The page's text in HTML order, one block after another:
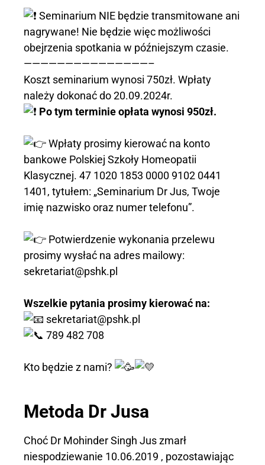
Seminarium NIE będzie transmitowane ani
nagrywane! Nie będzie więc możliwości
obejrzenia spotkania w późniejszym czasie.
———————————————–
Koszt seminarium wynosi 750zł. Wpłaty
należy dokonać do 20.09.2024r.
Po tym terminie opłata wynosi 950zł.
Wpłaty prosimy kierować na konto
bankowe Polskiej Szkoły Homeopatii
Klasycznej. 47 1020 1853 0000 9102 0441
1401, tytułem: „Seminarium Dr Jus, Twoje
imię nazwisko oraz numer telefonu”.
Potwierdzenie wykonania przelewu
prosimy wysłać na adres mailowy:
sekretariat@pshk.pl
Wszelkie pytania prosimy kierować na:
sekretariat@pshk.pl
789 482 708
Kto będzie z nami?
Metoda Dr Jusa
Choć Dr Mohinder Singh Jus zmarł
niespodziewanie 10.06.2019 , pozostawiając